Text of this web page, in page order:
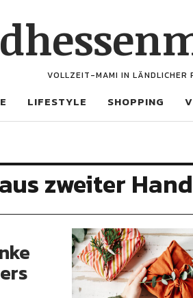
VOLLZEIT-MAMI IN LÄNDLICHER
LIFESTYLE SHOPPING
zweiter Hand